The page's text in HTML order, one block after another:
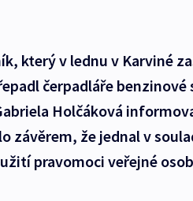
který v lednu v Karviné
čerpadláře
Holčáková
závěrem, že jednal v
pravomoci veřejné